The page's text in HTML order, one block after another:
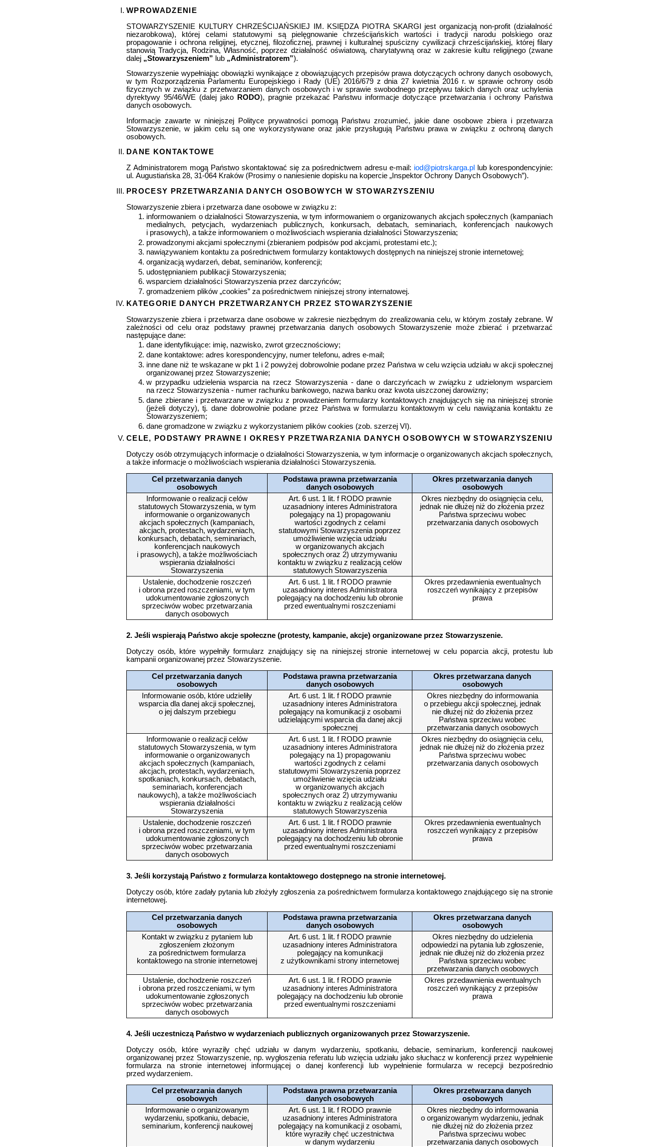
WPROWADZENIE
STOWARZYSZENIE KULTURY CHRZEŚCIJAŃSKIEJ IM. KSIĘDZA PIOTRA SKARGI jest organizacją non-profit (działalność
niezarobkowa), której celami statutowymi są pielęgnowanie chrześcijańskich wartości i tradycji narodu polskiego oraz
propagowanie i ochrona religijnej, etycznej, filozoficznej, prawnej i kulturalnej spuścizny cywilizacji chrześcijańskiej, której filary
stanowią Tradycja, Rodzina, Własność, poprzez działalność oświatową, charytatywną oraz w zakresie kultu religijnego (zwane
dalej „Stowarzyszeniem” lub „Administratorem”).
Stowarzyszenie wypełniając obowiązki wynikające z obowiązujących przepisów prawa dotyczących ochrony danych osobowych,
w tym Rozporządzenia Parlamentu Europejskiego i Rady (UE) 2016/679 z dnia 27 kwietnia 2016 r. w sprawie ochrony osób
fizycznych w związku z przetwarzaniem danych osobowych i w sprawie swobodnego przepływu takich danych oraz uchylenia
dyrektywy 95/46/WE (dalej jako
RODO), pragnie przekazać Państwu informacje dotyczące przetwarzania i ochrony Państwa
danych osobowych.
Informacje zawarte w niniejszej Polityce prywatności pomogą Państwu zrozumieć, jakie dane osobowe zbiera i przetwarza
Stowarzyszenie, w jakim celu są one wykorzystywane oraz jakie przysługują Państwu prawa w związku z ochroną danych
osobowych.
DANE KONTAKTOWE
Z Administratorem mogą Państwo skontaktować się za pośrednictwem adresu e-mail: iod@piotrskarga.pl
lub korespondencyjnie:
ul. Augustiańska 28, 31-064 Kraków (Prosimy o naniesienie dopisku na kopercie „Inspektor Ochrony Danych Osobowych”).
PROCESY PRZETWARZANIA DANYCH OSOBOWYCH W STOWARZYSZENIU
Stowarzyszenie zbiera i przetwarza dane osobowe w związku z:
informowaniem o działalności Stowarzyszenia, w tym informowaniem o organizowanych akcjach społecznych (kampaniach
medialnych, petycjach, wydarzeniach publicznych, konkursach, debatach, seminariach, konferencjach naukowych
i prasowych), a także informowaniem o możliwościach wspierania działalności Stowarzyszenia;
prowadzonymi akcjami społecznymi (zbieraniem podpisów pod akcjami, protestami etc.);
nawiązywaniem kontaktu za pośrednictwem formularzy kontaktowych dostępnych na niniejszej stronie internetowej;
organizacją wydarzeń, debat, seminariów, konferencji;
udostępnianiem publikacji Stowarzyszenia;
wsparciem działalności Stowarzyszenia przez darczyńców;
gromadzeniem plików „cookies” za pośrednictwem niniejszej strony internatowej.
KATEGORIE DANYCH PRZETWARZANYCH PRZEZ STOWARZYSZENIE
Stowarzyszenie zbiera i przetwarza dane osobowe w zakresie niezbędnym do zrealizowania celu, w którym zostały zebrane. W
zależności od celu oraz podstawy prawnej przetwarzania danych osobowych Stowarzyszenie może zbierać i przetwarzać
następujące dane:
dane identyfikujące: imię, nazwisko, zwrot grzecznościowy;
dane kontaktowe: adres korespondencyjny, numer telefonu, adres e-mail;
inne dane niż te wskazane w pkt 1 i 2 powyżej dobrowolnie podane przez Państwa w celu wzięcia udziału w akcji społecznej
organizowanej przez Stowarzyszenie;
w przypadku udzielenia wsparcia na rzecz Stowarzyszenia - dane o darczyńcach w związku z udzielonym wsparciem
na rzecz Stowarzyszenia - numer rachunku bankowego, nazwa banku oraz kwota uiszczonej darowizny;
dane zbierane i przetwarzane w związku z prowadzeniem formularzy kontaktowych znajdujących się na niniejszej stronie
(jeżeli dotyczy), tj. dane dobrowolnie podane przez Państwa w formularzu kontaktowym w celu nawiązania kontaktu ze
Stowarzyszeniem;
dane gromadzone w związku z wykorzystaniem plików cookies (zob. szerzej VI).
CELE, PODSTAWY PRAWNE I OKRESY PRZETWARZANIA DANYCH OSOBOWYCH W STOWARZYSZENIU
Dotyczy osób otrzymujących informacje o działalności Stowarzyszenia, w tym informacje o organizowanych akcjach społecznych,
a także informacje o możliwościach wspierania działalności Stowarzyszenia.
Cel przetwarzania danych
osobowych
Podstawa prawna przetwarzania
danych osobowych
Okres przetwarzania danych
osobowych
Informowanie o realizacji celów
statutowych Stowarzyszenia, w tym
informowanie o organizowanych
akcjach społecznych (kampaniach,
akcjach, protestach, wydarzeniach,
konkursach, debatach, seminariach,
konferencjach naukowych
i prasowych), a także możliwościach
wspierania działalności
Stowarzyszenia
Art. 6 ust. 1 lit. f RODO prawnie
uzasadniony interes Administratora
polegający na 1) propagowaniu
wartości zgodnych z celami
statutowymi Stowarzyszenia poprzez
umożliwienie wzięcia udziału
w organizowanych akcjach
społecznych oraz 2) utrzymywaniu
kontaktu w związku z realizacją celów
statutowych Stowarzyszenia
Okres niezbędny do osiągnięcia celu,
jednak nie dłużej niż do złożenia przez
Państwa sprzeciwu wobec
przetwarzania danych osobowych
Ustalenie, dochodzenie roszczeń
i obrona przed roszczeniami, w tym
udokumentowanie zgłoszonych
sprzeciwów wobec przetwarzania
danych osobowych
Art. 6 ust. 1 lit. f RODO prawnie
uzasadniony interes Administratora
polegający na dochodzeniu lub obronie
przed ewentualnymi roszczeniami
Okres przedawnienia ewentualnych
roszczeń wynikający z przepisów
prawa
2. Jeśli wspierają Państwo akcje społeczne (protesty, kampanie, akcje) organizowane przez Stowarzyszenie.
Dotyczy osób, które wypełniły formularz znajdujący się na niniejszej stronie internetowej w celu poparcia akcji, protestu lub
kampanii organizowanej przez Stowarzyszenie.
Cel przetwarzania danych
osobowych
Podstawa prawna przetwarzania
danych osobowych
Okres przetwarzana danych
osobowych
Informowanie osób, które udzieliły
wsparcia dla danej akcji społecznej,
o jej dalszym przebiegu
Art. 6 ust. 1 lit. f RODO prawnie
uzasadniony interes Administratora
polegający na komunikacji z osobami
udzielającymi wsparcia dla danej akcji
społecznej
Okres niezbędny do informowania
o przebiegu akcji społecznej, jednak
nie dłużej niż do złożenia przez
Państwa sprzeciwu wobec
przetwarzania danych osobowych
Informowanie o realizacji celów
statutowych Stowarzyszenia, w tym
informowanie o organizowanych
akcjach społecznych (kampaniach,
akcjach, protestach, wydarzeniach,
spotkaniach, konkursach, debatach,
seminariach, konferencjach
naukowych), a także możliwościach
wspierania działalności
Stowarzyszenia
Art. 6 ust. 1 lit. f RODO prawnie
uzasadniony interes Administratora
polegający na 1) propagowaniu
wartości zgodnych z celami
statutowymi Stowarzyszenia poprzez
umożliwienie wzięcia udziału
w organizowanych akcjach
społecznych oraz 2) utrzymywaniu
kontaktu w związku z realizacją celów
statutowych Stowarzyszenia
Okres niezbędny do osiągnięcia celu,
jednak nie dłużej niż do złożenia przez
Państwa sprzeciwu wobec
przetwarzania danych osobowych
Ustalenie, dochodzenie roszczeń
i obrona przed roszczeniami, w tym
udokumentowanie zgłoszonych
sprzeciwów wobec przetwarzania
danych osobowych
Art. 6 ust. 1 lit. f RODO prawnie
uzasadniony interes Administratora
polegający na dochodzeniu lub obronie
przed ewentualnymi roszczeniami
Okres przedawnienia ewentualnych
roszczeń wynikający z przepisów
prawa
3. Jeśli korzystają Państwo z formularza kontaktowego dostępnego na stronie internetowej.
Dotyczy osób, które zadały pytania lub złożyły zgłoszenia za pośrednictwem formularza kontaktowego znajdującego się na stronie
internetowej.
Cel przetwarzania danych
osobowych
Podstawa prawna przetwarzania
danych osobowych
Okres przetwarzana danych
osobowych
Kontakt w związku z pytaniem lub
zgłoszeniem złożonym
za pośrednictwem formularza
kontaktowego na stronie internetowej
Art. 6 ust. 1 lit. f RODO prawnie
uzasadniony interes Administratora
polegający na komunikacji
z użytkownikami strony internetowej
Okres niezbędny do udzielenia
odpowiedzi na pytania lub zgłoszenie,
jednak nie dłużej niż do złożenia przez
Państwa sprzeciwu wobec
przetwarzania danych osobowych
Ustalenie, dochodzenie roszczeń
i obrona przed roszczeniami, w tym
udokumentowanie zgłoszonych
sprzeciwów wobec przetwarzania
danych osobowych
Art. 6 ust. 1 lit. f RODO prawnie
uzasadniony interes Administratora
polegający na dochodzeniu lub obronie
przed ewentualnymi roszczeniami
Okres przedawnienia ewentualnych
roszczeń wynikający z przepisów
prawa
4. Jeśli uczestniczą Państwo w wydarzeniach publicznych organizowanych przez Stowarzyszenie.
Dotyczy osób, które wyraziły chęć udziału w danym wydarzeniu, spotkaniu, debacie, seminarium, konferencji naukowej
organizowanej przez Stowarzyszenie, np. wygłoszenia referatu lub wzięcia udziału jako słuchacz w konferencji przez wypełnienie
formularza na stronie internetowej informującej o danej konferencji lub wypełnienie formularza w recepcji bezpośrednio
przed wydarzeniem.
Cel przetwarzania danych
osobowych
Podstawa prawna przetwarzania
danych osobowych
Okres przetwarzana danych
osobowych
Informowanie o organizowanym
wydarzeniu, spotkaniu, debacie,
seminarium, konferencji naukowej
Art. 6 ust. 1 lit. f RODO prawnie
uzasadniony interes Administratora
polegający na komunikacji z osobami,
które wyraziły chęć uczestnictwa
w danym wydarzeniu
Okres niezbędny do informowania
o organizowanym wydarzeniu, jednak
nie dłużej niż do złożenia przez
Państwa sprzeciwu wobec
przetwarzania danych osobowych